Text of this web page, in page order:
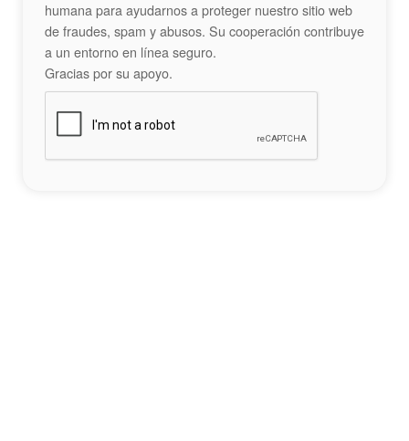
humana para ayudarnos a proteger nuestro sitio web
de fraudes, spam y abusos. Su cooperación contribuye
a un entorno en línea seguro.
Gracias por su apoyo.